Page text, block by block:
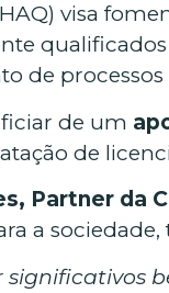
visa
de
de um
de
Partner da
a
significativos